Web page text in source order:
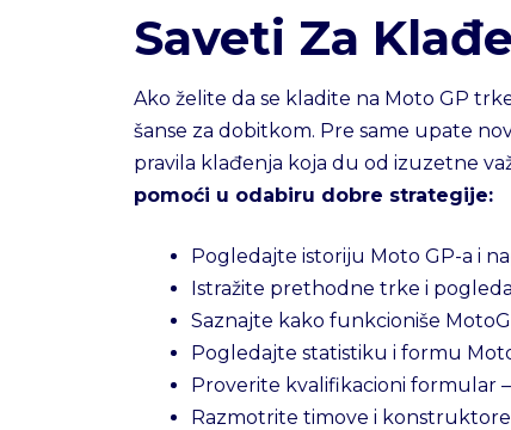
Saveti Za
Ako želite da se kladite na Moto GP
šanse za dobitkom. Pre same upate
pravila klađenja koja du od izuzetne
pomoći u odabiru dobre strategije:
Pogledajte istoriju Moto GP-a i
Istražite prethodne trke i
Saznajte kako funkcioniše
Pogledajte statistiku i formu
Proverite kvalifikacioni formular
Razmotrite timove i